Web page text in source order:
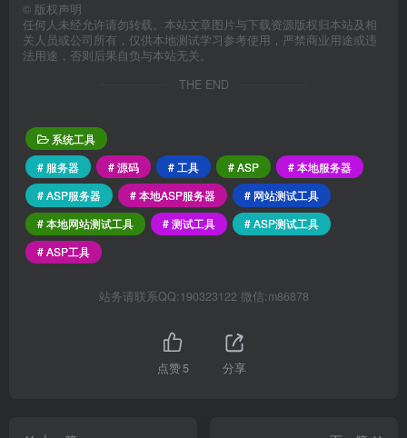
© 版权声明
任何人未经允许请勿转载。本站文章图片与下载资源版权归本站及相
关人员或公司所有，仅供本地测试学习参考使用，严禁商业用途或违
法用途，否则后果自负与本站无关。
THE END
系统工具
# 服务器
# 源码 # 工具 # ASP
# 本地服务器
# ASP服务器
# 本地ASP服务器
# 网站测试工具
# 本地网站测试工具
# 测试工具
# ASP测试工具
# ASP工具
站务请联系QQ:190323122 微信:m86878
点赞5 分享